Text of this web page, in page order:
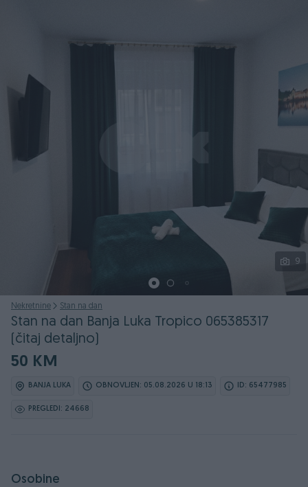
9
Nekretnine Stan na dan
Stan na dan Banja Luka Tropico 065385317
(čitaj detaljno)
50 KM
BANJA LUKA OBNOVLJEN: 05.08.2026 U 18:13 ID: 65477985
PREGLEDI: 24668
Osobine